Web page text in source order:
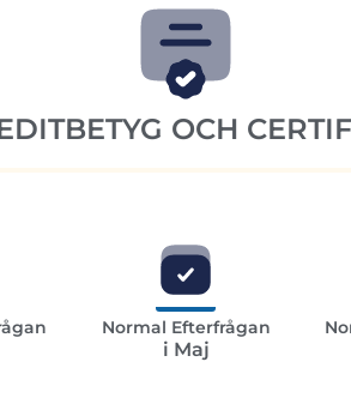
OCH
Normal Efterfrågan
i Maj